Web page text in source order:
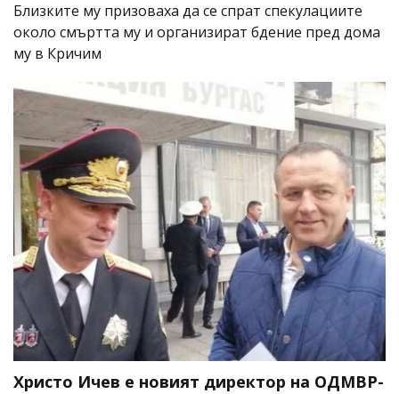
Близките му призоваха да се спрат спекулациите
около смъртта му и организират бдение пред дома
му в Кричим
Христо Ичев е новият директор на ОДМВР-